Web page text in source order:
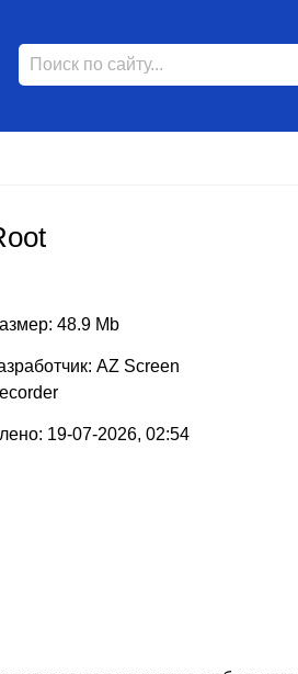
48.9 Mb
AZ Screen
19-07-2026, 02:54